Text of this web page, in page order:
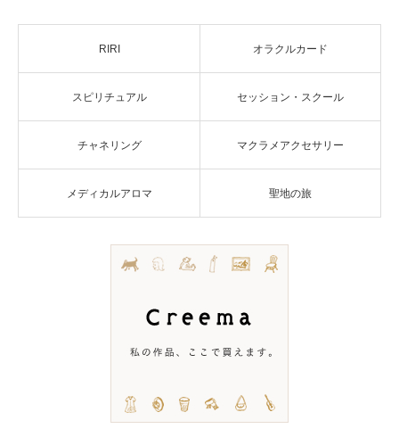
RIRI オラクルカード
スピリチュアル セッション・スクール
チャネリング マクラメアクセサリー
メディカルアロマ 聖地の旅